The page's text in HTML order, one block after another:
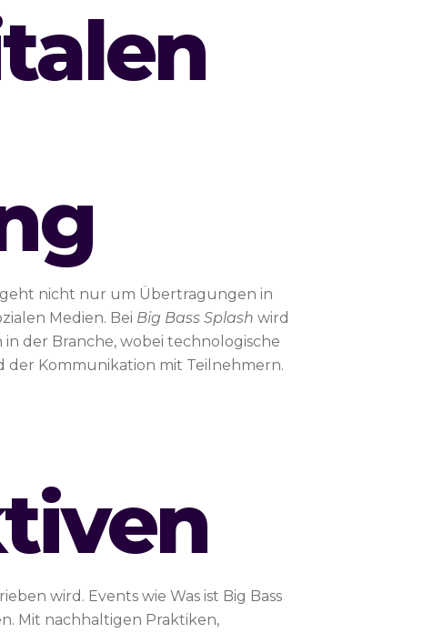
nicht nur um Übertragungen in
Medien. Bei Big Bass Splash wird
der Branche, wobei technologische
der Kommunikation mit Teilnehmern.
wird. Events wie Was ist Big Bass
Mit nachhaltigen Praktiken,